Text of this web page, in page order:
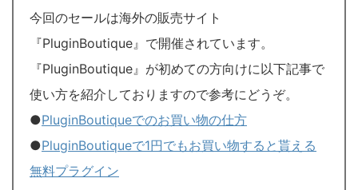
今回のセールは海外の販売サイト
『PluginBoutique』で開催されています。
『PluginBoutique』が初めての方向けに以下記事で
使い方を紹介しておりますので参考にどうぞ。
●PluginBoutiqueでのお買い物の仕方
●PluginBoutiqueで1円でもお買い物すると貰える
無料プラグイン